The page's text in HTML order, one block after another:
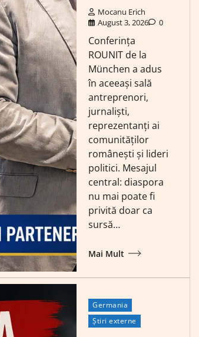
Mocanu Erich
August 3, 2026
0
Conferința
ROUNIT de la
München a adus
în aceeași sală
antreprenori,
jurnaliști,
reprezentanți ai
comunităților
românești și lideri
politici. Mesajul
central: diaspora
nu mai poate fi
privită doar ca
sursă…
Mai Mult
Germania
Știri externe